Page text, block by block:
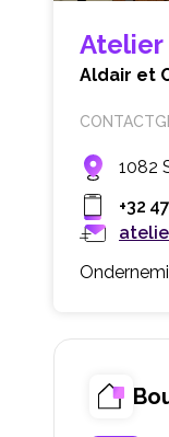
Atelier
Aldair et
1082
+32